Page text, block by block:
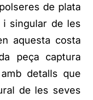
de plata
i singular de les
aquesta costa
peça captura
detalls que
de les seves